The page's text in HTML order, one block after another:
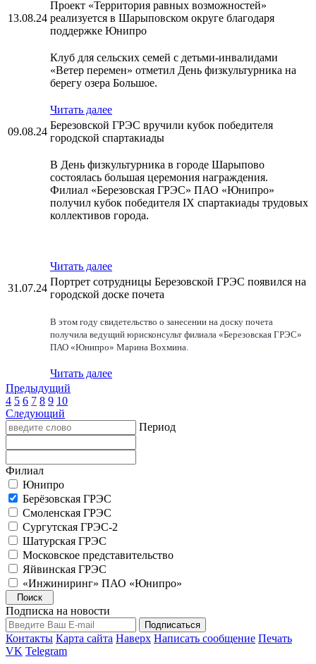
13.08.24
Проект «Территория равных возможностей»
реализуется в Шарыповском округе благодаря
поддержке Юнипро
Клуб для сельских семей с детьми-инвалидами
«Ветер перемен» отметил День физкультурника на
берегу озера Большое.
Читать далее
09.08.24
Березовской ГРЭС вручили кубок победителя
городской спартакиады
В День физкультурника в городе Шарыпово
состоялась большая церемония награждения.
Филиал «Березовская ГРЭС» ПАО «Юнипро»
получил кубок победителя IX спартакиады трудовых
коллективов города.
Читать далее
31.07.24
Портрет сотрудницы Березовской ГРЭС появился на
городской доске почета
В этом году свидетельство о занесении на доску почета
получила ведущий юрисконсульт филиала «Березовская ГРЭС»
ПАО «Юнипро» Марина Вохмина.
Читать далее
Предыдущий
4 5 6 7 8 9 10
Следующий
Период
Филиал
Юнипро
Берёзовская ГРЭС
Смоленская ГРЭС
Сургутская ГРЭС-2
Шатурская ГРЭС
Московское представительство
Яйвинская ГРЭС
«Инжиниринг» ПАО «Юнипро»
Подписка на новости
Контакты Карта сайта Наверх Написать сообщение Печать
VK Telegram